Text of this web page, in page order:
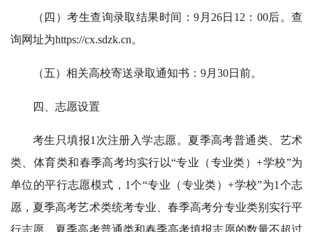
（四）考生查询录取结果时间：9月26日12：00后。查
询网址为https://cx.sdzk.cn。
（五）相关高校寄送录取通知书：9月30日前。
四、志愿设置
考生只填报1次注册入学志愿。夏季高考普通类、艺术
类、体育类和春季高考均实行以“专业（专业类）+学校”为
单位的平行志愿模式，1个“专业（专业类）+学校”为1个志
愿，夏季高考艺术类统考专业、春季高考分专业类别实行平
行志愿。夏季高考普通类和春季高考填报志愿的数量不超过